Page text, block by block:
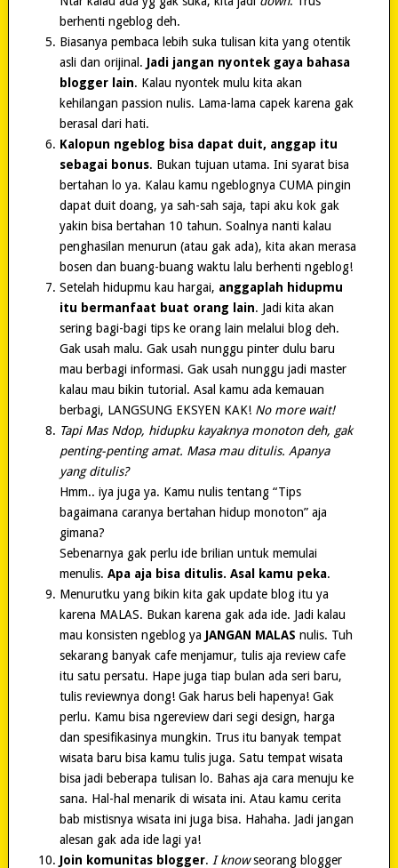
berhenti ngeblog deh.
Biasanya pembaca lebih suka tulisan kita yang otentik
asli dan orijinal. Jadi jangan nyontek gaya bahasa
blogger lain. Kalau nyontek mulu kita akan
kehilangan passion nulis. Lama-lama capek karena gak
berasal dari hati.
Kalopun ngeblog bisa dapat duit, anggap itu
sebagai bonus. Bukan tujuan utama. Ini syarat bisa
bertahan lo ya. Kalau kamu ngeblognya CUMA pingin
dapat duit doang, ya sah-sah saja, tapi aku kok gak
yakin bisa bertahan 10 tahun. Soalnya nanti kalau
penghasilan menurun (atau gak ada), kita akan merasa
bosen dan buang-buang waktu lalu berhenti ngeblog!
Setelah hidupmu kau hargai, anggaplah hidupmu
itu bermanfaat buat orang lain. Jadi kita akan
sering bagi-bagi tips ke orang lain melalui blog deh.
Gak usah malu. Gak usah nunggu pinter dulu baru
mau berbagi informasi. Gak usah nunggu jadi master
kalau mau bikin tutorial. Asal kamu ada kemauan
berbagi, LANGSUNG EKSYEN KAK! No more wait!
Tapi Mas Ndop, hidupku kayaknya monoton deh, gak
penting-penting amat. Masa mau ditulis. Apanya
yang ditulis?
Hmm.. iya juga ya. Kamu nulis tentang “Tips
bagaimana caranya bertahan hidup monoton” aja
gimana?
Sebenarnya gak perlu ide brilian untuk memulai
menulis.Apa aja bisa ditulis. Asal kamu peka.
Menurutku yang bikin kita gak update blog itu ya
karena MALAS. Bukan karena gak ada ide. Jadi kalau
mau konsisten ngeblog ya JANGAN MALAS nulis. Tuh
sekarang banyak cafe menjamur, tulis aja review cafe
itu satu persatu. Hape juga tiap bulan ada seri baru,
tulis reviewnya dong! Gak harus beli hapenya! Gak
perlu. Kamu bisa ngereview dari segi design, harga
dan spesifikasinya mungkin. Trus itu banyak tempat
wisata baru bisa kamu tulis juga. Satu tempat wisata
bisa jadi beberapa tulisan lo. Bahas aja cara menuju ke
sana. Hal-hal menarik di wisata ini. Atau kamu cerita
bab mistisnya wisata ini juga bisa. Hahaha. Jadi jangan
alesan gak ada ide lagi ya!
Join komunitas blogger. I knowseorang blogger